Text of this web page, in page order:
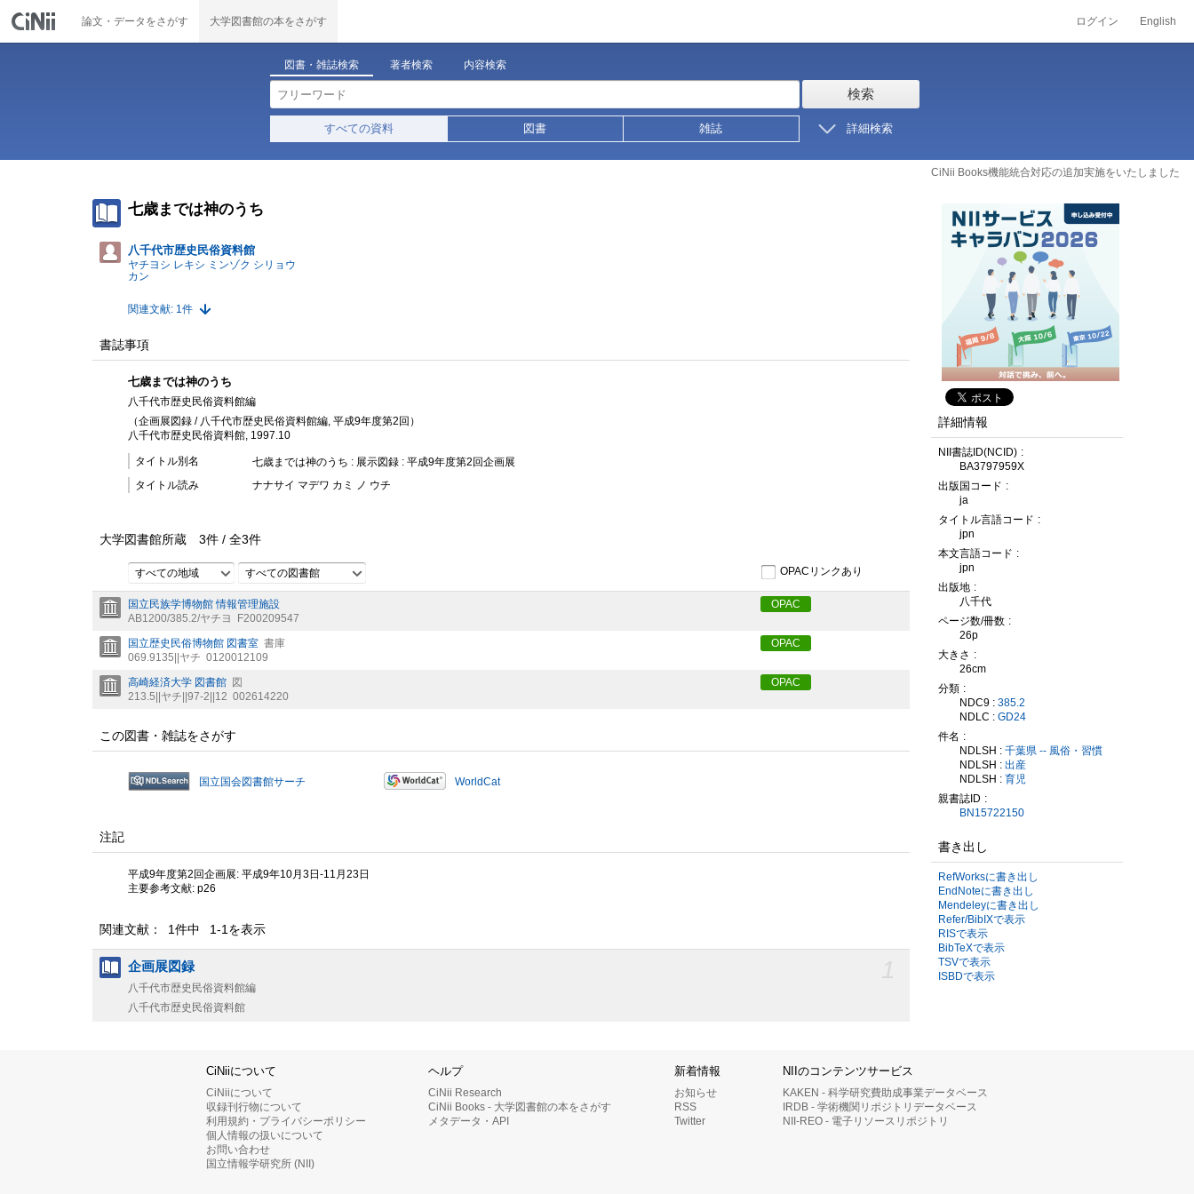
論文・データをさがす 大学図書館の本をさがす ログイン English
図書・雑誌検索 著者検索 内容検索
検索
すべての資料 図書 雑誌 詳細検索
CiNii Books機能統合対応の追加実施をいたしました
七歳までは神のうち
八千代市歴史民俗資料館
ヤチヨシ レキシ ミンゾク シリョウ
カン
関連文献: 1件
書誌事項
七歳までは神のうち
八千代市歴史民俗資料館編
（企画展図録 / 八千代市歴史民俗資料館編, 平成9年度第2回）
八千代市歴史民俗資料館, 1997.10
タイトル別名
七歳までは神のうち : 展示図録 : 平成9年度第2回企画展
タイトル読み
ナナサイ マデワ カミ ノ ウチ
大学図書館所蔵 3件 / 全3件
すべての地域 すべての図書館 OPACリンクあり
国立民族学博物館 情報管理施設
AB1200/385.2/ヤチヨ
F200209547
OPAC
国立歴史民俗博物館 図書室 書庫
069.9135||ヤチ 0120012109
OPAC
高崎経済大学 図書館 図
213.5||ヤチ||97-2||12 002614220
OPAC
この図書・雑誌をさがす
国立国会図書館サーチ WorldCat
注記
平成9年度第2回企画展: 平成9年10月3日-11月23日
主要参考文献: p26
関連文献： 1件中 1-1を表示
企画展図録
八千代市歴史民俗資料館編
八千代市歴史民俗資料館
詳細情報
NII書誌ID(NCID)
BA3797959X
出版国コード
ja
タイトル言語コード
jpn
本文言語コード
jpn
出版地
八千代
ページ数/冊数
26p
大きさ
26cm
分類
NDC9 : 385.2
NDLC : GD24
件名
NDLSH : 千葉県 -- 風俗・習慣
NDLSH : 出産
NDLSH : 育児
親書誌ID
BN15722150
書き出し
RefWorksに書き出し
EndNoteに書き出し
Mendeleyに書き出し
Refer/BibIXで表示
RISで表示
BibTeXで表示
TSVで表示
ISBDで表示
CiNiiについて
CiNiiについて
収録刊行物について
利用規約・プライバシーポリシー
個人情報の扱いについて
お問い合わせ
国立情報学研究所 (NII)
ヘルプ
CiNii Research
CiNii Books - 大学図書館の本をさがす
メタデータ・API
新着情報
お知らせ
RSS
Twitter
NIIのコンテンツサービス
KAKEN - 科学研究費助成事業データベース
IRDB - 学術機関リポジトリデータベース
NII-REO - 電子リソースリポジトリ